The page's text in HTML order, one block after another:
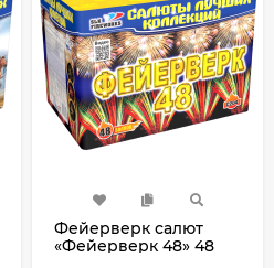
Фейерверк салют
«Фейерверк 48» 48